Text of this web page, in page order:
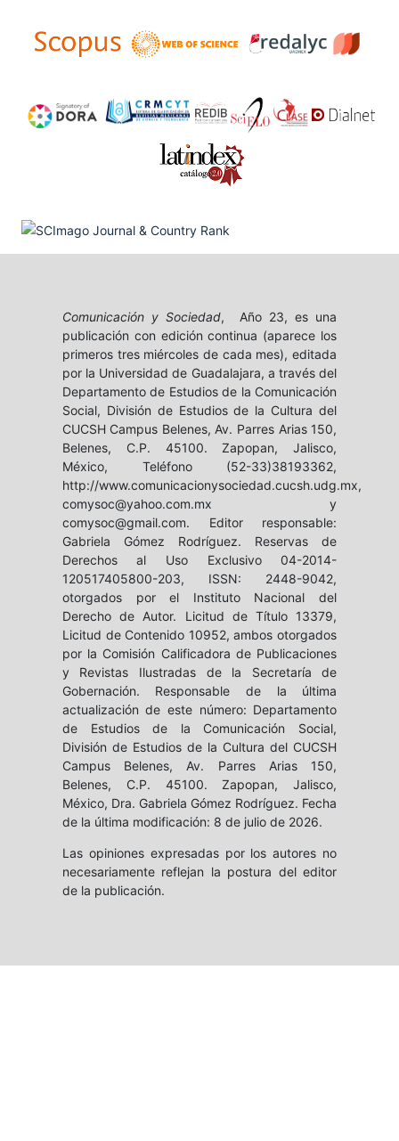
Comunicación y Sociedad, Año 23, es una
publicación con edición continua (aparece los
primeros tres miércoles de cada mes), editada
por la Universidad de Guadalajara, a través del
Departamento de Estudios de la Comunicación
Social, División de Estudios de la Cultura del
CUCSH Campus Belenes, Av. Parres Arias 150,
Belenes, C.P. 45100. Zapopan, Jalisco,
México, Teléfono (52-33)38193362,
http://www.comunicacionysociedad.cucsh.udg.mx,
comysoc@yahoo.com.mx y
comysoc@gmail.com. Editor responsable:
Gabriela Gómez Rodríguez. Reservas de
Derechos al Uso Exclusivo 04-2014-
120517405800-203, ISSN: 2448-9042,
otorgados por el Instituto Nacional del
Derecho de Autor. Licitud de Título 13379,
Licitud de Contenido 10952, ambos otorgados
por la Comisión Calificadora de Publicaciones
y Revistas Ilustradas de la Secretaría de
Gobernación. Responsable de la última
actualización de este número: Departamento
de Estudios de la Comunicación Social,
División de Estudios de la Cultura del CUCSH
Campus Belenes, Av. Parres Arias 150,
Belenes, C.P. 45100. Zapopan, Jalisco,
México, Dra. Gabriela Gómez Rodríguez. Fecha
de la última modificación: 8 de julio de 2026.
Las opiniones expresadas por los autores no
necesariamente reflejan la postura del editor
de la publicación.